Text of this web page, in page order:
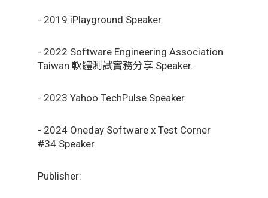
- 2019 iPlayground Speaker.
- 2022 Software Engineering Association
Taiwan 軟體測試實務分享 Speaker.
- 2023 Yahoo TechPulse Speaker.
- 2024 Oneday Software x Test Corner
#34 Speaker
Publisher: